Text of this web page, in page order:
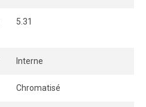
5.31
Interne
Chromatisé